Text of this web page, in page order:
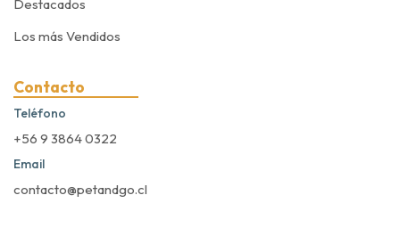
Destacados
Los más Vendidos
Contacto
Teléfono
+56 9 3864 0322
Email
contacto@petandgo.cl